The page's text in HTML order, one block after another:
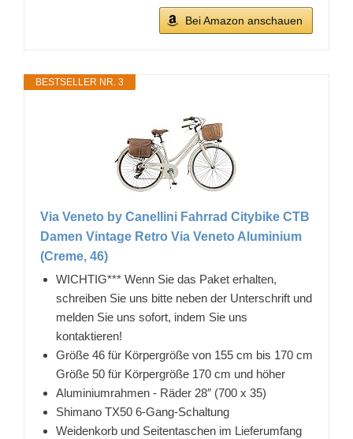
Bei Amazon anschauen
BESTSELLER NR. 3
Via Veneto by Canellini Fahrrad Citybike CTB
Damen Vintage Retro Via Veneto Aluminium
(Creme, 46)
WICHTIG*** Wenn Sie das Paket erhalten,
schreiben Sie uns bitte neben der Unterschrift und
melden Sie uns sofort, indem Sie uns
kontaktieren!
Größe 46 für Körpergröße von 155 cm bis 170 cm
Größe 50 für Körpergröße 170 cm und höher
Aluminiumrahmen - Räder 28″ (700 x 35)
Shimano TX50 6-Gang-Schaltung
Weidenkorb und Seitentaschen im Lieferumfang